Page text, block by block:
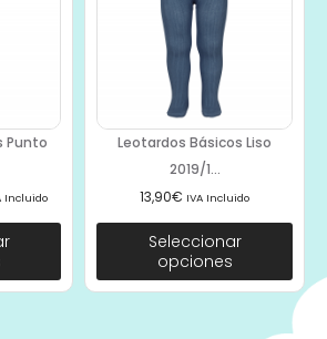
Punto
Incluido
Leotardos Básicos Liso
2019/1...
13,90€ IVA Incluido
Seleccionar
opciones